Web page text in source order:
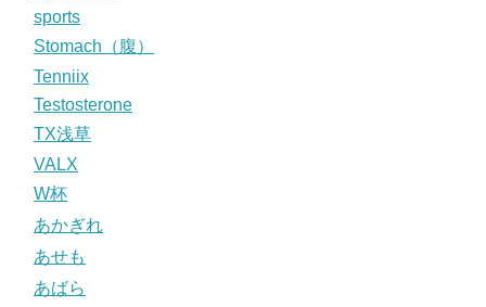
sports
Stomach（腹）
Tenniix
Testosterone
TX浅草
VALX
W杯
あかぎれ
あせも
あばら